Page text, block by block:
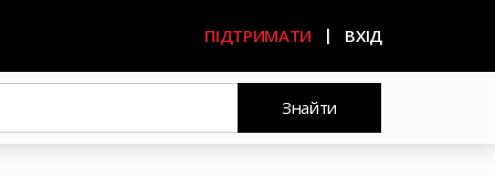
ПІДТРИМАТИ ВХІД
Знайти